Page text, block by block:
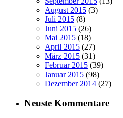
August 2015 (3)
Juli 2015 (8)
Juni 2015 (26)
Mai 2015 (18)
April 2015 (27)
März 2015 (31)
Februar 2015 (39)
Januar 2015 (98)
Dezember 2014 (27)
Neuste Kommentare